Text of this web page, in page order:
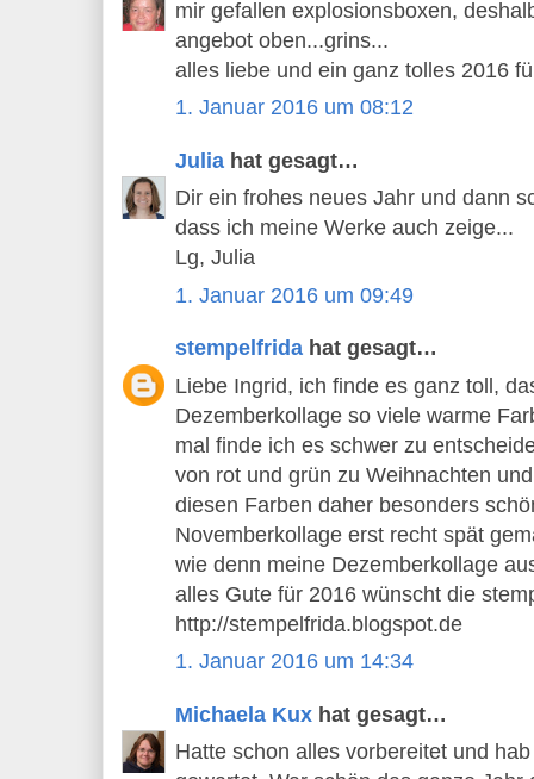
mir gefallen explosionsboxen,
angebot oben...grins...
alles liebe und ein ganz tolles 2016
1. Januar 2016 um 08:12
Julia hat gesagt…
Dir ein frohes neues Jahr und dann
dass ich meine Werke auch zeige...
Lg, Julia
1. Januar 2016 um 09:49
stempelfrida hat gesagt…
Liebe Ingrid, ich finde es ganz toll,
Dezemberkollage so viele warme
mal finde ich es schwer zu
von rot und grün zu Weihnachten
diesen Farben daher besonders
Novemberkollage erst recht spät
wie denn meine Dezemberkollage
alles Gute für 2016 wünscht die
http://stempelfrida.blogspot.de
1. Januar 2016 um 14:34
Michaela Kux hat gesagt…
Hatte schon alles vorbereitet und